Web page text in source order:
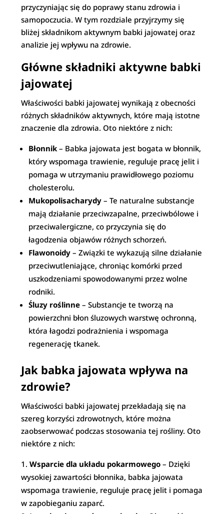
przyczyniając się do poprawy stanu zdrowia i
samopoczucia. W tym rozdziale przyjrzymy się
bliżej składnikom aktywnym babki jajowatej oraz
analizie jej wpływu na zdrowie.
Główne składniki aktywne babki
jajowatej
Właściwości babki jajowatej wynikają z obecności
różnych składników aktywnych, które mają istotne
znaczenie dla zdrowia. Oto niektóre z nich:
Błonnik – Babka jajowata jest bogata w błonnik,
który wspomaga trawienie, reguluje pracę jelit i
pomaga w utrzymaniu prawidłowego poziomu
cholesterolu.
Mukopolisacharydy – Te naturalne substancje
mają działanie przeciwzapalne, przeciwbólowe i
przeciwalergiczne, co przyczynia się do
łagodzenia objawów różnych schorzeń.
Flawonoidy – Związki te wykazują silne działanie
przeciwutleniające, chroniąc komórki przed
uszkodzeniami spowodowanymi przez wolne
rodniki.
Śluzy roślinne – Substancje te tworzą na
powierzchni błon śluzowych warstwę ochronną,
która łagodzi podrażnienia i wspomaga
regenerację tkanek.
Jak babka jajowata wpływa na
zdrowie?
Właściwości babki jajowatej przekładają się na
szereg korzyści zdrowotnych, które można
zaobserwować podczas stosowania tej rośliny. Oto
niektóre z nich:
Wsparcie dla układu pokarmowego – Dzięki
wysokiej zawartości błonnika, babka jajowata
wspomaga trawienie, reguluje pracę jelit i pomaga
w zapobieganiu zaparć.